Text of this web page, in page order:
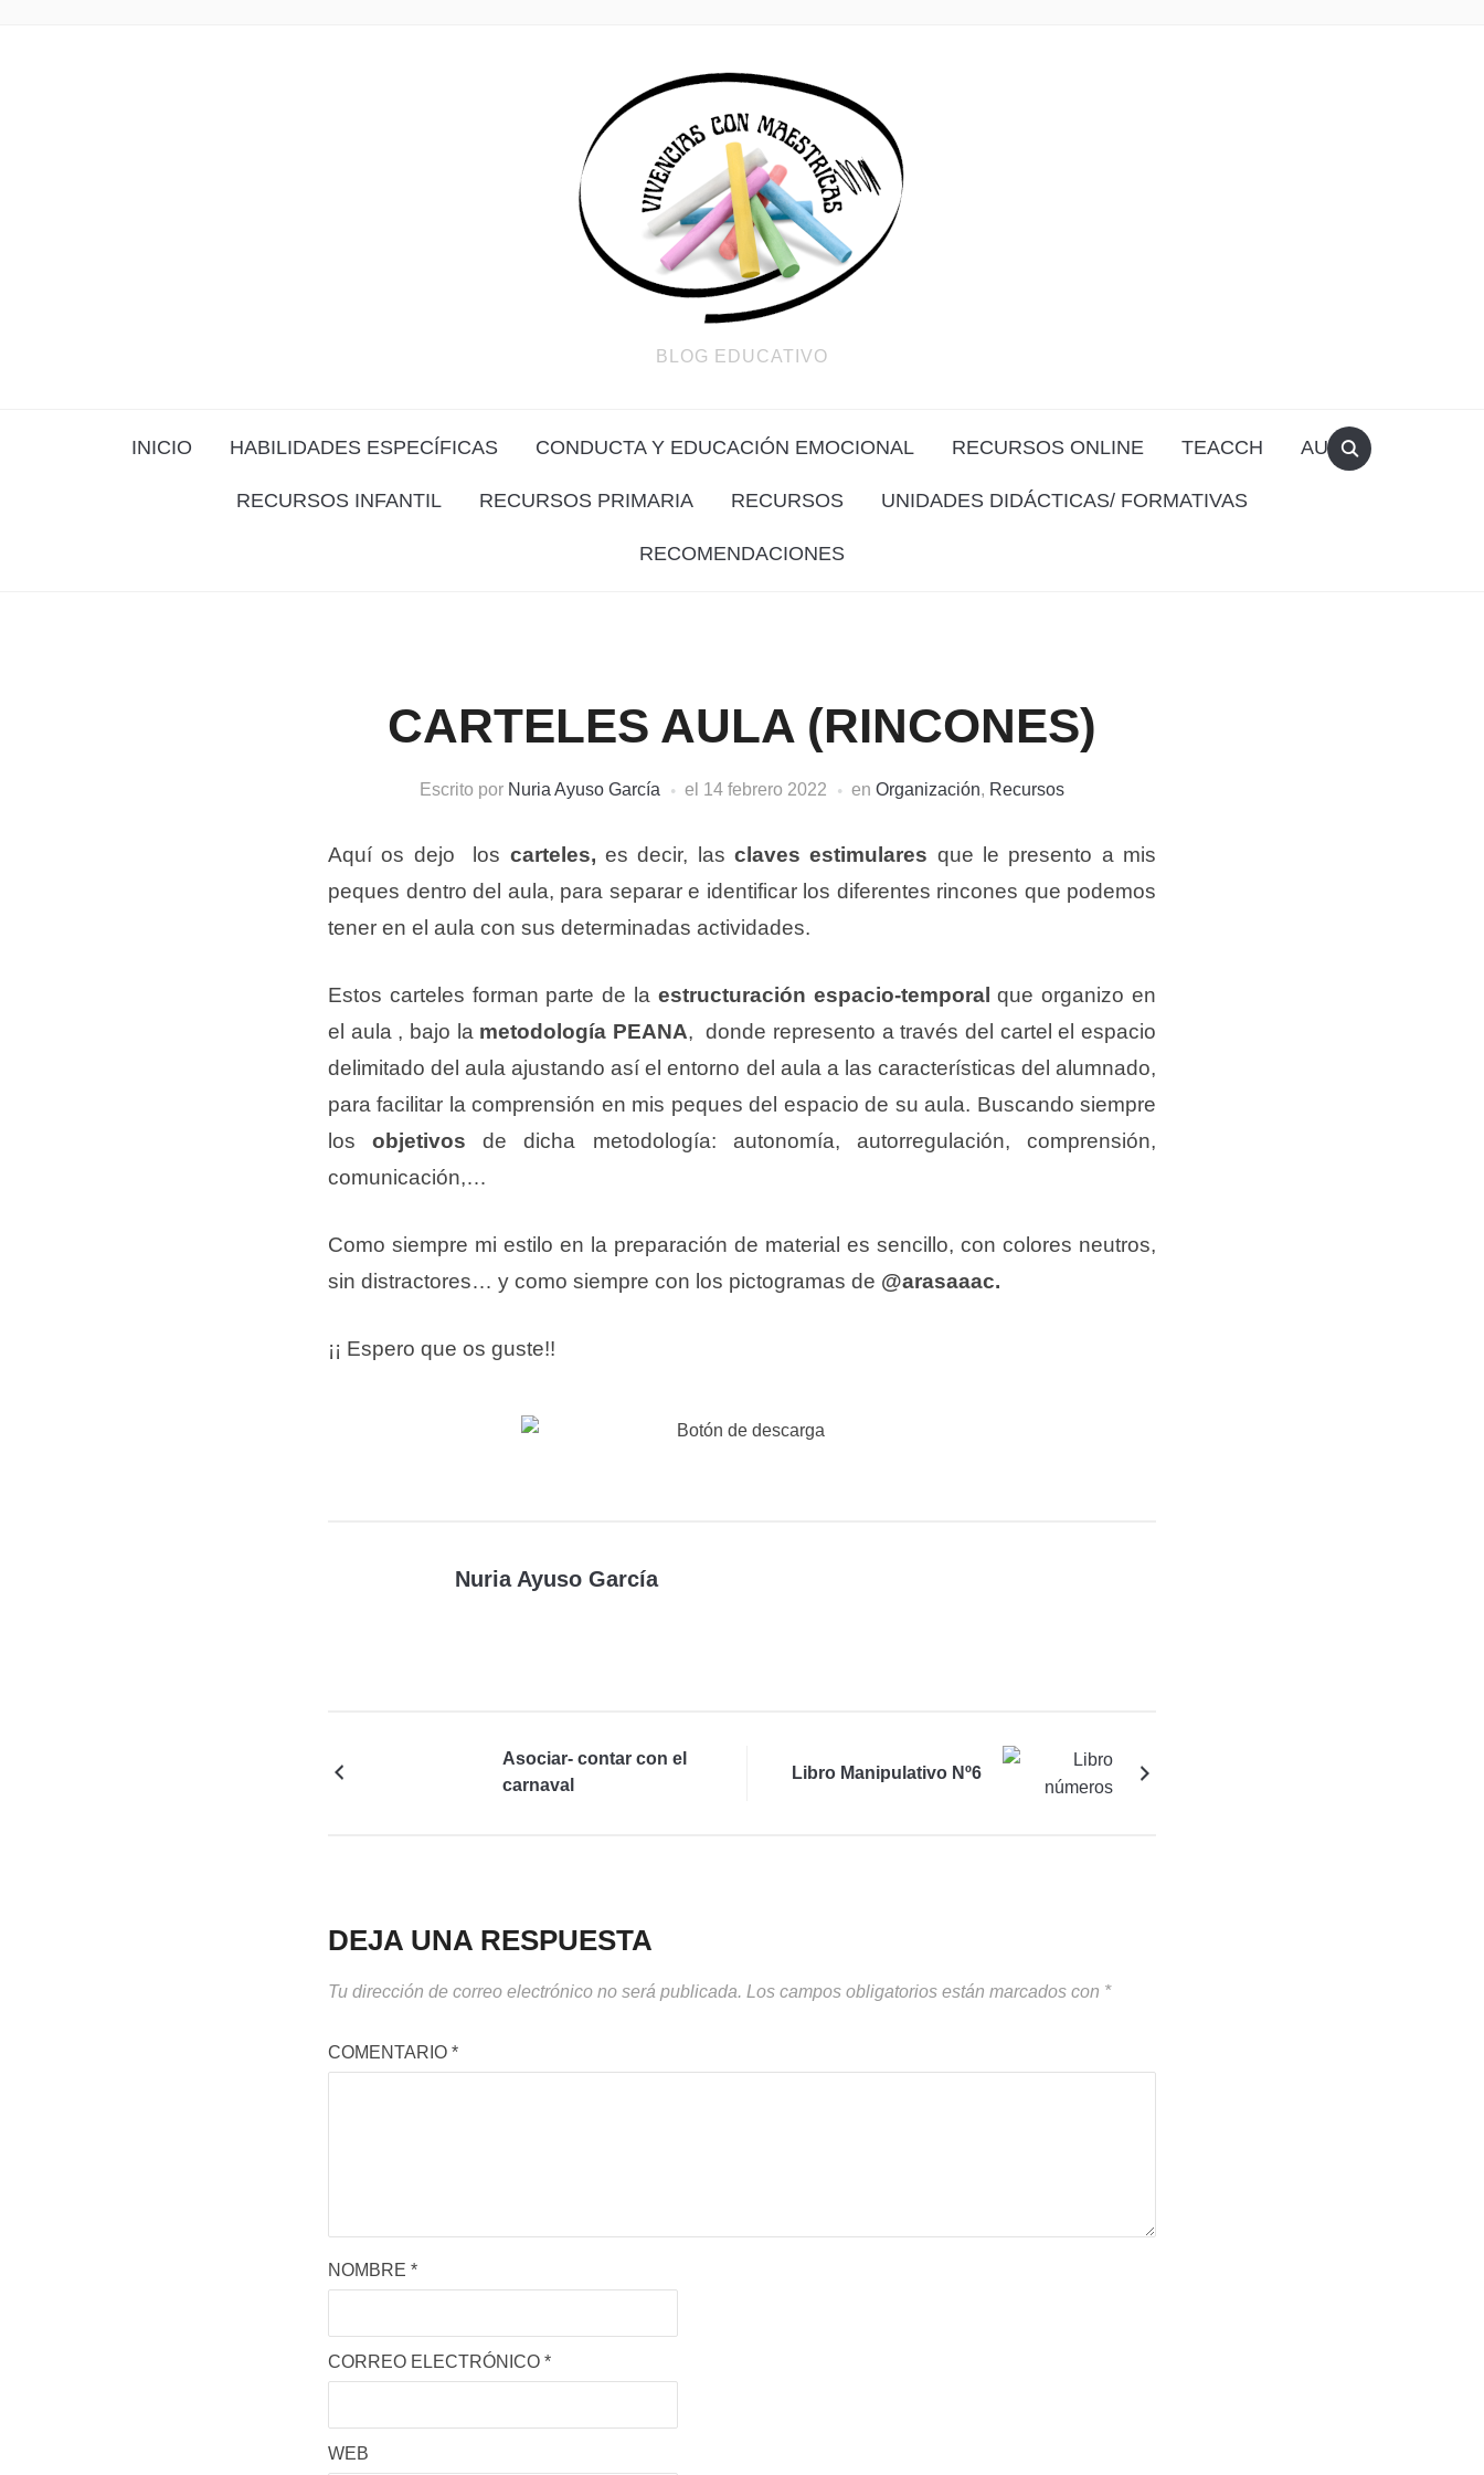
BLOG EDUCATIVO
INICIO HABILIDADES ESPECÍFICAS CONDUCTA Y EDUCACIÓN EMOCIONAL RECURSOS ONLINE TEACCH AULA
RECURSOS INFANTIL RECURSOS PRIMARIA RECURSOS UNIDADES DIDÁCTICAS/ FORMATIVAS
RECOMENDACIONES
CARTELES AULA (RINCONES)
Escrito por Nuria Ayuso García el 14 febrero 2022 en Organización, Recursos
Aquí os dejo los carteles,es decir, lasclaves estimulares que le presento a mis
peques dentro del aula, para separar e identificar los diferentes rincones que podemos
tener en el aula con sus determinadas actividades.
Estos carteles forman parte de la estructuración espacio-temporal que organizo en
el aula , bajo la metodología PEANA, donde represento a través del cartel el espacio
delimitado del aula ajustando así el entorno del aula a las características del alumnado,
para facilitar la comprensión en mis peques del espacio de su aula. Buscando siempre
losobjetivos de dicha metodología: autonomía, autorregulación, comprensión,
comunicación,…
Como siempre mi estilo en la preparación de material es sencillo, con colores neutros,
sin distractores… y como siempre con los pictogramas de @arasaaac.
¡¡ Espero que os guste!!
Nuria Ayuso García
Asociar- contar con el
carnaval
Libro Manipulativo Nº6
DEJA UNA RESPUESTA
Tu dirección de correo electrónico no será publicada. Los campos obligatorios están marcados con *
COMENTARIO *
NOMBRE *
CORREO ELECTRÓNICO *
WEB